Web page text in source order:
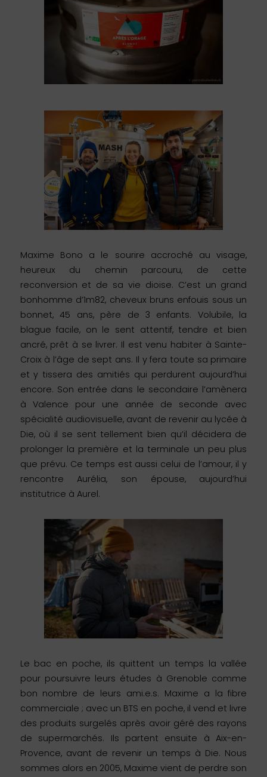
Maxime Bono a le sourire accroché au visage,
heureux du chemin parcouru, de cette
reconversion et de sa vie dioise. C’est un grand
bonhomme d’1m82, cheveux bruns enfouis sous un
bonnet, 45 ans, père de 3 enfants. Volubile, la
blague facile, on le sent attentif, tendre et bien
ancré, prêt à se livrer. Il est venu habiter à Sainte-
Croix à l’âge de sept ans. Il y fera toute sa primaire
et y tissera des amitiés qui perdurent aujourd’hui
encore. Son entrée dans le secondaire l’amènera
à Valence pour une année de seconde avec
spécialité audiovisuelle, avant de revenir au lycée à
Die, où il se sent tellement bien qu’il décidera de
prolonger la première et la terminale un peu plus
que prévu. Ce temps est aussi celui de l’amour, il y
rencontre Aurélia, son épouse, aujourd’hui
institutrice à Aurel.
Le bac en poche, ils quittent un temps la vallée
pour poursuivre leurs études à Grenoble comme
bon nombre de leurs ami.e.s. Maxime a la fibre
commerciale ; avec un BTS en poche, il vend et livre
des produits surgelés après avoir géré des rayons
de supermarchés. Ils partent ensuite à Aix-en-
Provence, avant de revenir un temps à Die. Nous
sommes alors en 2005, Maxime vient de perdre son